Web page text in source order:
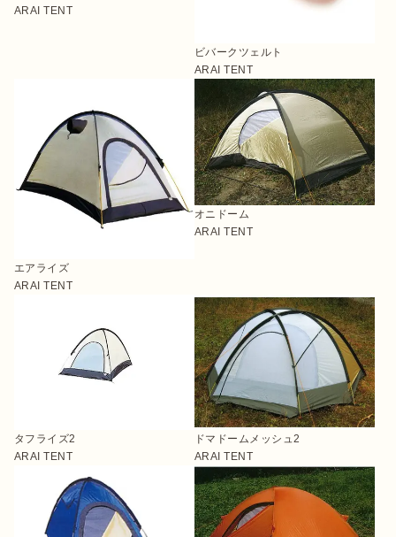
ARAI TENT
ビバークツェルト
ARAI TENT
エアライズ
ARAI TENT
オニドーム
ARAI TENT
タフライズ2
ARAI TENT
ドマドームメッシュ2
ARAI TENT